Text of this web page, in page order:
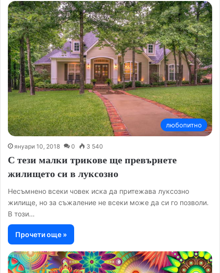
любопитно
януари 10, 2018 0 3 540
С тези малки трикове ще превърнете
жилището си в луксозно
Несъмнено всеки човек иска да притежава луксозно
жилище, но за съжаление не всеки може да си го позволи.
В този…
Прочети още »